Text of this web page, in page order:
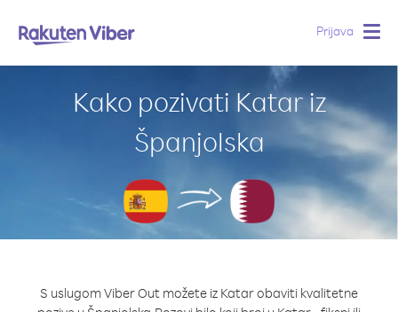
Prijava
Kako pozivati Katar iz
Španjolska
S uslugom Viber Out možete iz Katar obaviti kvalitetne